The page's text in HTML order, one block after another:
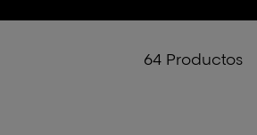
64 Productos